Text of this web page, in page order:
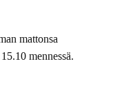
mattonsa
mennessä.